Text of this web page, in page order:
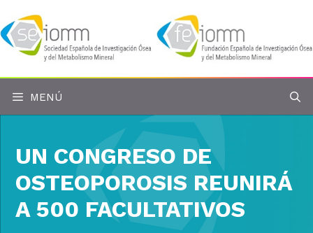
al
contenido
MENÚ
UN CONGRESO DE
OSTEOPOROSIS REUNIRÁ
A 500 FACULTATIVOS